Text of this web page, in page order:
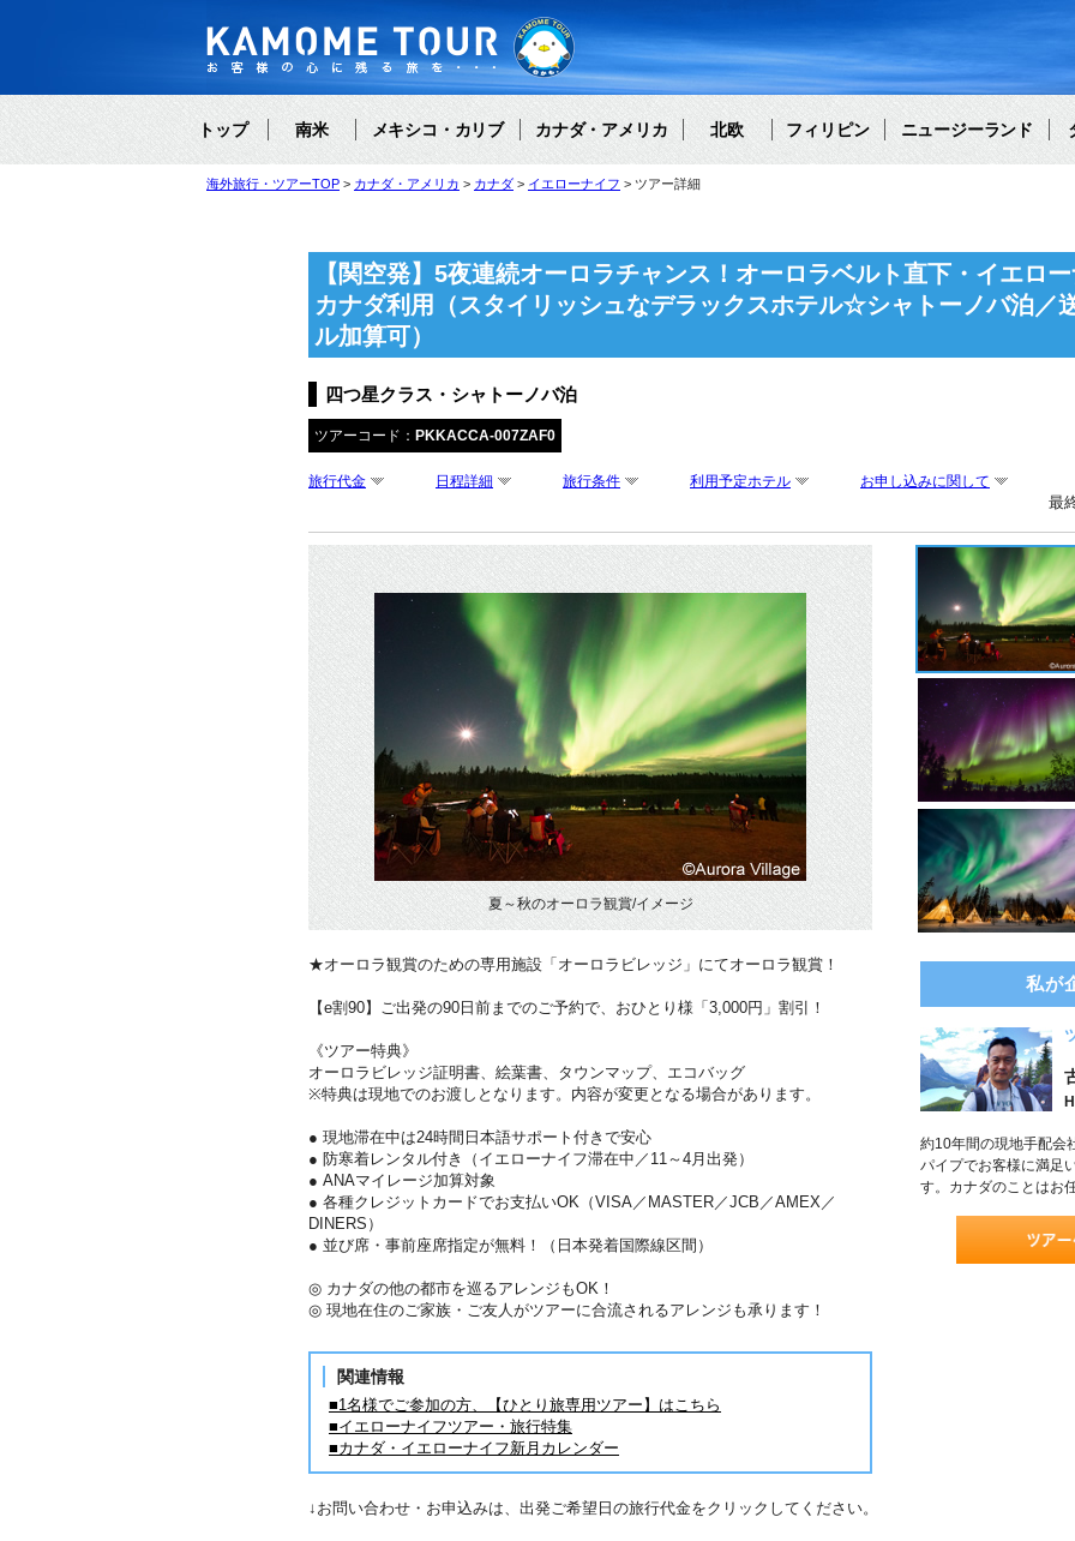
トップ 南米 メキシコ・カリブ カナダ・アメリカ 北欧 フィリピン ニュージーランド
海外旅行・ツアーTOP カナダ・アメリカ カナダ イエローナイフ ツアー詳細
【関空発】5夜連続オーロラチャンス！オーロラベルト直下・イエロ
カナダ利用（スタイリッシュなデラックスホテル☆シャトーノバ泊／
ル加算可）
四つ星クラス・シャトーノバ泊
ツアーコード： PKKACCA-007ZAF0
旅行代金 日程詳細 旅行条件 利用予定ホテル お申し込みに関して
最
夏～秋のオーロラ観賞/イメージ
★オーロラ観賞のための専用施設「オーロラビレッジ」にてオーロラ観賞！
【e割90】ご出発の90日前までのご予約で、おひとり様「3,000円」割引！
《ツアー特典》
オーロラビレッジ証明書、絵葉書、タウンマップ、エコバッグ
※特典は現地でのお渡しとなります。内容が変更となる場合があります。
● 現地滞在中は24時間日本語サポート付きで安心
● 防寒着レンタル付き（イエローナイフ滞在中／11～4月出発）
● ANAマイレージ加算対象
● 各種クレジットカードでお支払いOK（VISA／MASTER／JCB／AMEX／
DINERS）
● 並び席・事前座席指定が無料！（日本発着国際線区間）
◎ カナダの他の都市を巡るアレンジもOK！
◎ 現地在住のご家族・ご友人がツアーに合流されるアレンジも承ります！
関連情報
■1名様でご参加の方、【ひとり旅専用ツアー】はこちら
■イエローナイフツアー・旅行特集
■カナダ・イエローナイフ新月カレンダー
私が
約10年間の現地手配会
パイプでお客様に満足
す。カナダのことはお
↓お問い合わせ・お申込みは、出発ご希望日の旅行代金をクリックしてください。